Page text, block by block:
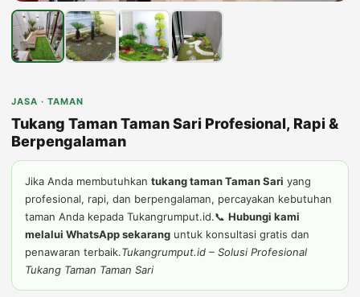
JASA · TAMAN
Tukang Taman Taman Sari Profesional, Rapi &
Berpengalaman
Jika Anda membutuhkan tukang taman Taman Sari yang
profesional, rapi, dan berpengalaman, percayakan kebutuhan
taman Anda kepada Tukangrumput.id.📞 Hubungi kami
melalui WhatsApp sekarang untuk konsultasi gratis dan
penawaran terbaik.Tukangrumput.id – Solusi Profesional
Tukang Taman Taman Sari